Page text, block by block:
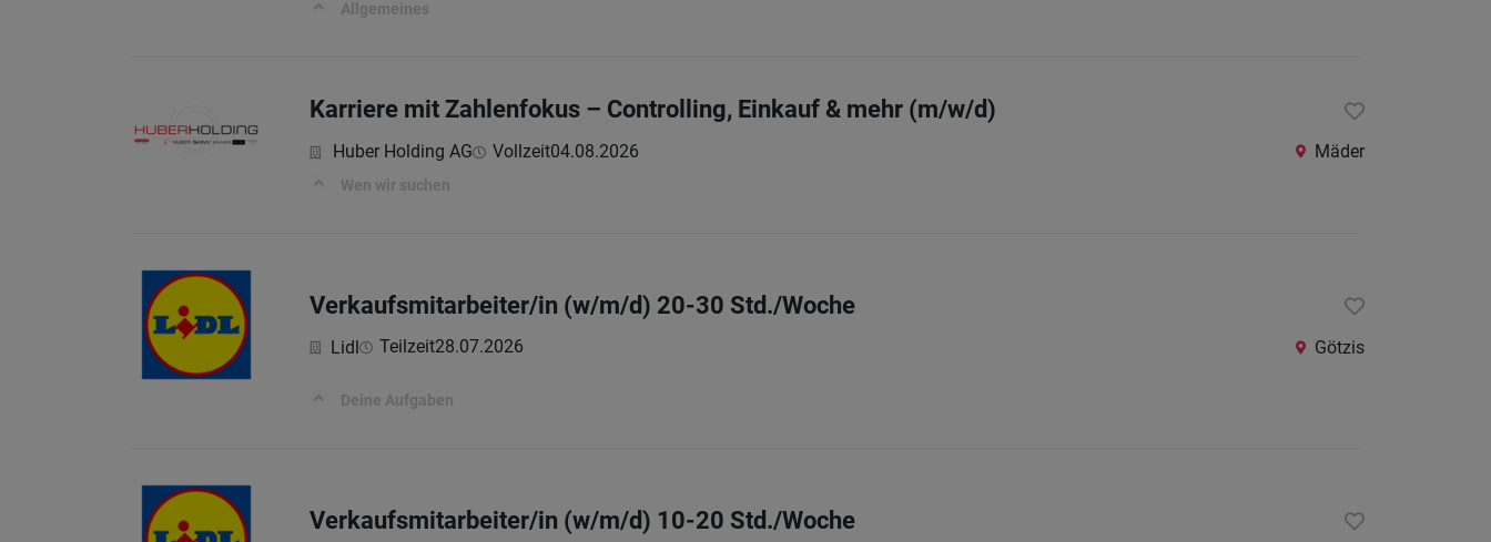
Allgemeines
Karriere mit Zahlenfokus – Controlling, Einkauf & mehr (m/w/d)
Huber Holding AG Vollzeit04.08.2026 Mäder
Wen wir suchen
Verkaufsmitarbeiter/in (w/m/d) 20-30 Std./Woche
Lidl Teilzeit28.07.2026 Götzis
Deine Aufgaben
Verkaufsmitarbeiter/in (w/m/d) 10-20 Std./Woche